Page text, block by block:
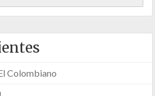
Colombiano